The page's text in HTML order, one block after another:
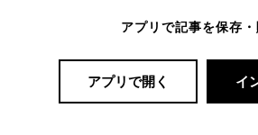
アプリで記事を保存
アプリで開く イ